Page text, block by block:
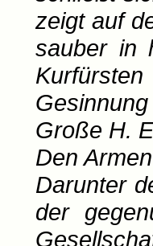
zeigt auf
sauber in
Große H.
Den
Darunter
der